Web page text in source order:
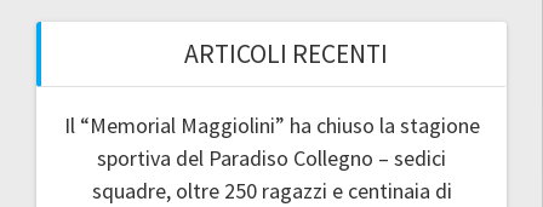
ARTICOLI RECENTI
Il “Memorial Maggiolini” ha chiuso la stagione
sportiva del Paradiso Collegno – sedici
squadre, oltre 250 ragazzi e centinaia di